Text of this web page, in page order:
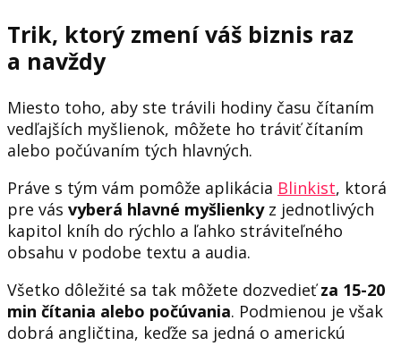
Trik, ktorý zmení váš biznis raz
a navždy
Miesto toho, aby ste trávili hodiny času čítaním
vedľajších myšlienok, môžete ho tráviť čítaním
alebo počúvaním tých hlavných.
Práve s tým vám pomôže aplikácia Blinkist, ktorá
pre vás vyberá hlavné myšlienkyz jednotlivých
kapitol kníh do rýchlo a ľahko stráviteľného
obsahu v podobe textu a audia.
Všetko dôležité sa tak môžete dozvedieťza 15-20
min čítania alebo počúvania. Podmienou je však
dobrá angličtina, keďže sa jedná o americkú